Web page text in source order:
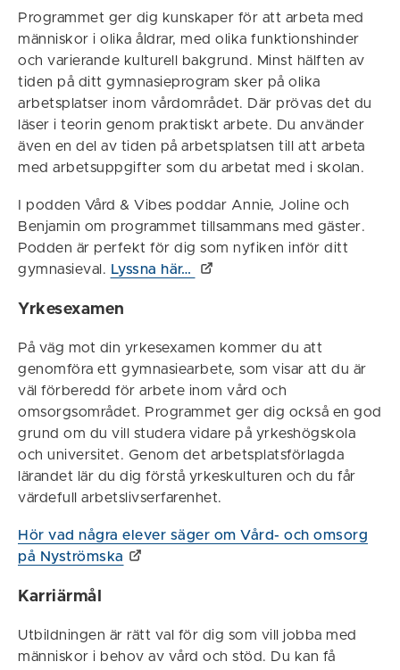
Programmet ger dig kunskaper för att arbeta med
människor i olika åldrar, med olika funktionshinder
och varierande kulturell bakgrund. Minst hälften av
tiden på ditt gymnasieprogram sker på olika
arbetsplatser inom vårdområdet. Där prövas det du
läser i teorin genom praktiskt arbete. Du använder
även en del av tiden på arbetsplatsen till att arbeta
med arbetsuppgifter som du arbetat med i skolan.
I podden Vård & Vibes poddar Annie, Joline och
Benjamin om programmet tillsammans med gäster.
Podden är perfekt för dig som nyfiken inför ditt
gymnasieval. Lyssna här…
Yrkesexamen
På väg mot din yrkesexamen kommer du att
genomföra ett gymnasiearbete, som visar att du är
väl förberedd för arbete inom vård och
omsorgsområdet. Programmet ger dig också en god
grund om du vill studera vidare på yrkeshögskola
och universitet. Genom det arbetsplatsförlagda
lärandet lär du dig förstå yrkeskulturen och du får
värdefull arbetslivserfarenhet.
Hör vad några elever säger om Vård- och omsorg
på Nyströmska
Karriärmål
Utbildningen är rätt val för dig som vill jobba med
människor i behov av vård och stöd. Du kan få